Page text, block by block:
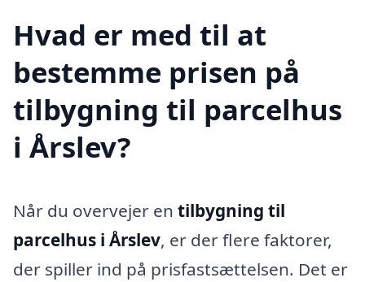
Hvad er med til at
bestemme prisen på
tilbygning til parcelhus
i Årslev?
Når du overvejer en tilbygning til
parcelhus i Årslev, er der flere faktorer,
der spiller ind på prisfastsættelsen. Det er